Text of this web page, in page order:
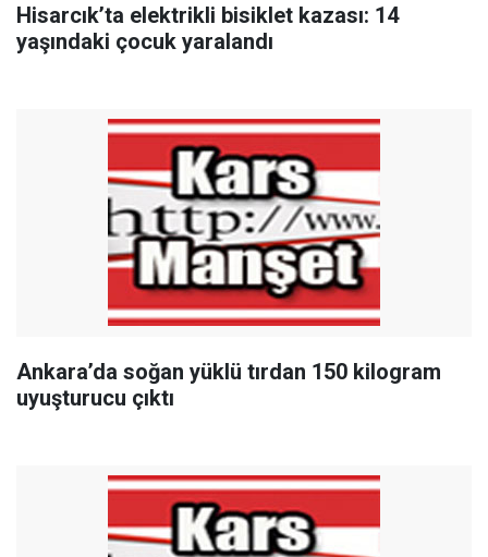
Hisarcık’ta elektrikli bisiklet kazası: 14
yaşındaki çocuk yaralandı
Ankara’da soğan yüklü tırdan 150 kilogram
uyuşturucu çıktı